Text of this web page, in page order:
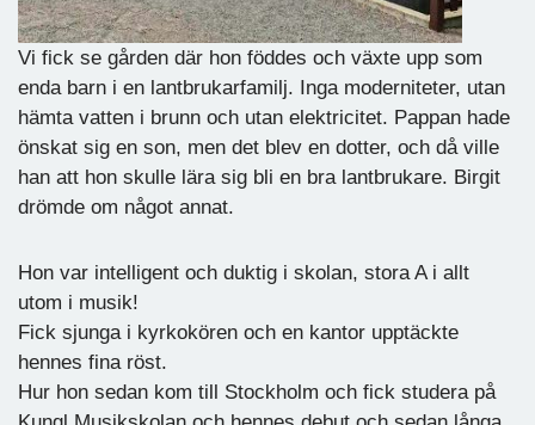
Vi fick se gården där hon föddes och växte upp som
enda barn i en lantbrukarfamilj. Inga moderniteter, utan
hämta vatten i brunn och utan elektricitet. Pappan hade
önskat sig en son, men det blev en dotter, och då ville
han att hon skulle lära sig bli en bra lantbrukare. Birgit
drömde om något annat.
Hon var intelligent och duktig i skolan, stora A i allt
utom i musik!
Fick sjunga i kyrkokören och en kantor upptäckte
hennes fina röst.
Hur hon sedan kom till Stockholm och fick studera på